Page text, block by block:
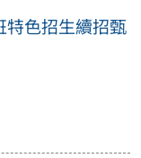
色招生續招甄